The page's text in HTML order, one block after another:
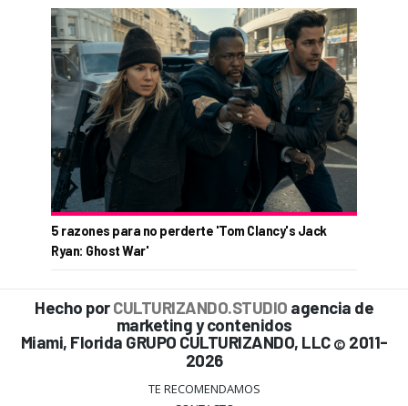
5 razones para no perderte 'Tom Clancy's Jack
Ryan: Ghost War'
Hecho porCULTURIZANDO.STUDIO agencia de
marketing y contenidos
Miami, Florida GRUPO CULTURIZANDO, LLC © 2011-
2026
TE RECOMENDAMOS